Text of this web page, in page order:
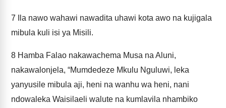
7 Ila nawo wahawi nawadita uhawi kota awo na kujigala
mibula kuli isi ya Misili.
8 Hamba Falao nakawachema Musa na Aluni,
nakawalonjela, “Mumdedeze Mkulu Nguluwi, leka
yanyusile mibula aji, heni na wanhu wa heni, nani
ndowaleka Waisilaeli walute na kumlavila nhambiko